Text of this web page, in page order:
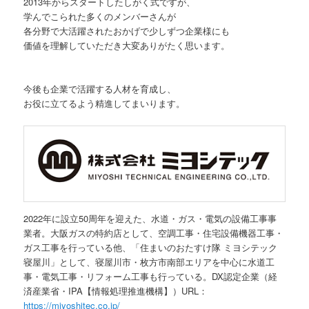
学んでこられた多くのメンバーさんが
各分野で大活躍されたおかげで少しずつ企業様にも
価値を理解していただき大変ありがたく思います。
今後も企業で活躍する人材を育成し、
お役に立てるよう精進してまいります。
2022年に設立50周年を迎えた、水道・ガス・電気の設備工事事
業者。大阪ガスの特約店として、空調工事・住宅設備機器工事・
ガス工事を行っている他、「住まいのおたすけ隊 ミヨシテック
寝屋川」として、寝屋川市・枚方市南部エリアを中心に水道工
事・電気工事・リフォーム工事も行っている。DX認定企業（経
済産業省・IPA【情報処理推進機構】）URL：
https://miyoshitec.co.jp/